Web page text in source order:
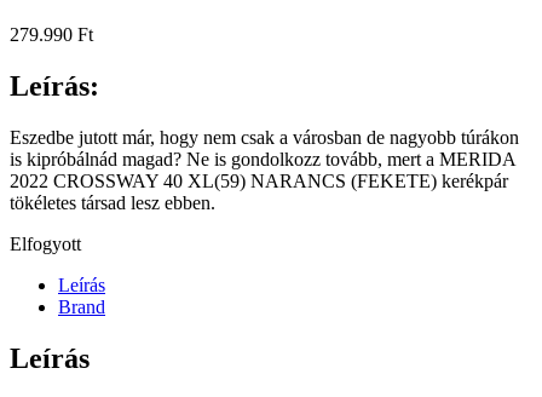
279.990 Ft
Leírás:
Eszedbe jutott már, hogy nem csak a városban de nagyobb túrákon
is kipróbálnád magad? Ne is gondolkozz tovább, mert a MERIDA
2022 CROSSWAY 40 XL(59) NARANCS (FEKETE) kerékpár
tökéletes társad lesz ebben.
Elfogyott
Leírás
Brand
Leírás